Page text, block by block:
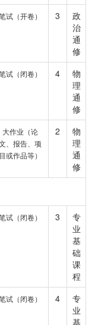
试（开卷） 3
政
治
通
修
试（闭卷） 4
物
理
通
修
大作业（论
、报告、项
目或作品等）
2
物
理
通
修
试（闭卷） 3
专
业
基
础
课
程
试（闭卷） 4
专
业
基